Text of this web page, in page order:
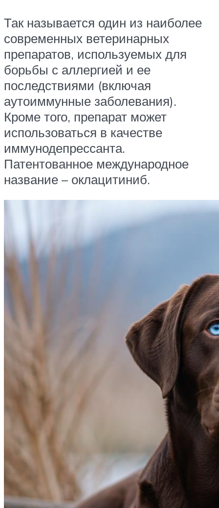
Так называется один из наиболее
современных ветеринарных
препаратов, используемых для
борьбы с аллергией и ее
последствиями (включая
аутоиммунные заболевания).
Кроме того, препарат может
использоваться в качестве
иммунодепрессанта.
Патентованное международное
название – оклацитиниб.